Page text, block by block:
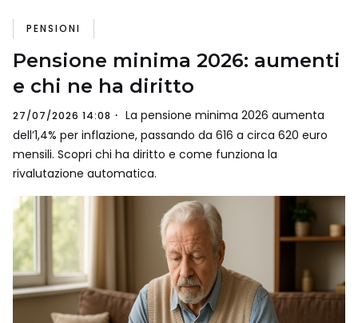
PENSIONI
Pensione minima 2026: aumenti
e chi ne ha diritto
27/07/2026 14:08
La pensione minima 2026 aumenta
dell’1,4% per inflazione, passando da 616 a circa 620 euro
mensili. Scopri chi ha diritto e come funziona la
rivalutazione automatica.